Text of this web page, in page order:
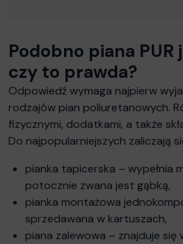
Podobno piana
czy to prawda?
Odpowiedź wymaga najpierw
rodzajów pian poliuretanowych.
fizycznymi, dodatkami, a także
Do najpopularniejszych zaliczają
pianka tapicerska – wypełnia
potocznie zwana jest gąbką,
pianka montażowa
sprzedawana w kartuszach,
piana zalewowa – znajduje się